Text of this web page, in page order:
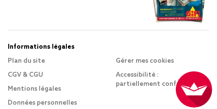
Informations légales
Plan du site
CGV & CGU
Mentions légales
Données personnelles
Gérer mes cookies
Accessibilité :
partiellement conforme